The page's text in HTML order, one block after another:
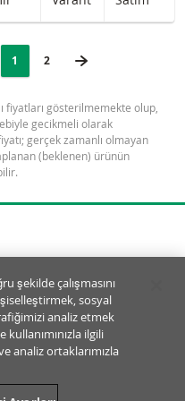
SAYFA
Selected:
PAGE
1 SON SAYFA
2
fiyatları gösterilmemekte olup,
gecikmeli olarak
gerçek zamanlı olmayan
(beklenen) ürünün
Gizlilik
şekilde çalışmasını
sosyal
analiz etmek
kullanımınızla ilgili
analiz ortaklarımızla